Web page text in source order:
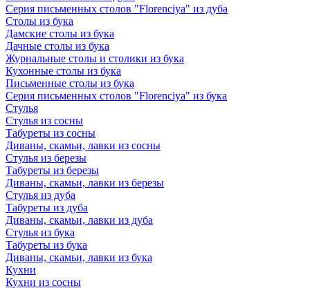
Серия письменных столов "Florenciya" из дуба
Столы из бука
Дамские столы из бука
Дачные столы из бука
Журнальные столы и столики из бука
Кухонные столы из бука
Письменные столы из бука
Серия письменных столов "Florenciya" из бука
Стулья
Стулья из сосны
Табуреты из сосны
Диваны, скамьи, лавки из сосны
Стулья из березы
Табуреты из березы
Диваны, скамьи, лавки из березы
Стулья из дуба
Табуреты из дуба
Диваны, скамьи, лавки из дуба
Стулья из бука
Табуреты из бука
Диваны, скамьи, лавки из бука
Кухни
Кухни из сосны